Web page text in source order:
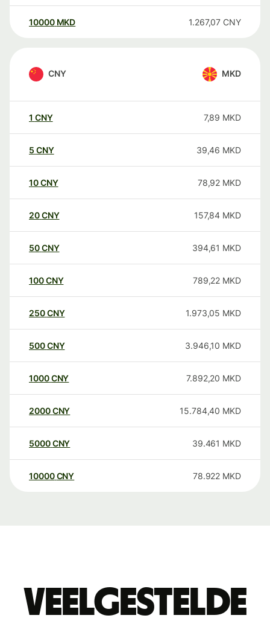
10000 MKD 1.267,07 CNY
CNY MKD
1 CNY 7,89 MKD
5 CNY 39,46 MKD
10CNY 78,92 MKD
20CNY 157,84 MKD
50CNY 394,61 MKD
100CNY 789,22 MKD
250CNY 1.973,05 MKD
500CNY 3.946,10 MKD
1000CNY 7.892,20 MKD
2000CNY 15.784,40 MKD
5000CNY 39.461 MKD
10000 CNY 78.922 MKD
Veelgestelde